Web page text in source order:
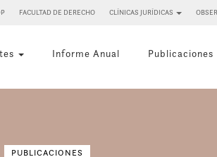
FACULTAD DE DERECHO CLÍNICAS JURÍDICAS
Informe Anual Publicaciones
PUBLICACIONES